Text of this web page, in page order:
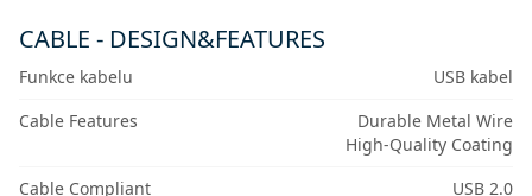
CABLE - DESIGN&FEATURES
Funkce kabelu
USB kabel
Cable Features
Durable Metal Wire
High-Quality Coating
Cable Compliant
USB 2.0